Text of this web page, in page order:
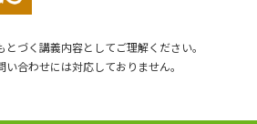
づく講義内容としてご理解ください。
合わせには対応しておりません。